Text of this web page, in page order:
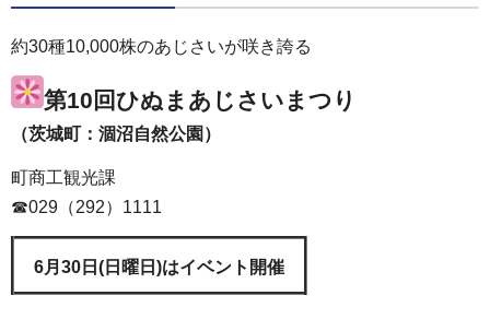
約30種10,000株のあじさいが咲き誇る
第10回ひぬまあじさいまつり
（茨城町：涸沼自然公園）
町商工観光課
☎029（292）1111
6月30日(日曜日)はイベント開催